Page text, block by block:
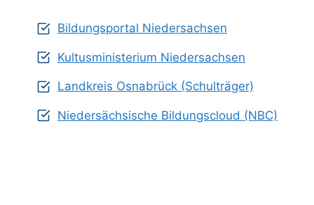
Bildungsportal Niedersachsen
Kultusministerium Niedersachsen
Landkreis Osnabrück (Schulträger)
Niedersächsische Bildungscloud (NBC)